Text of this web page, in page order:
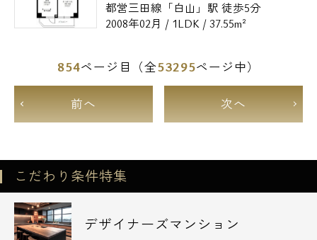
都営三田線「白山」駅 徒歩5分
2008年02月 / 1LDK / 37.55m²
854ページ目（全53295ページ中）
前へ 次へ
こだわり条件特集
デザイナーズマンション